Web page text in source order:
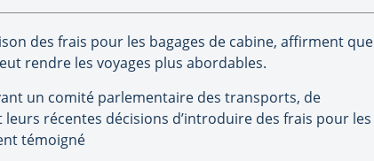
des frais pour les bagages de cabine, affirment que
rendre les voyages plus abordables.
un comité parlementaire des transports, de
récentes décisions d’introduire des frais pour les
témoigné